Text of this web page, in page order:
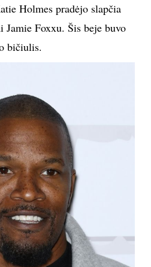
Holmes pradėjo slapčia
Foxxu. Šis beje buvo
bičiulis.